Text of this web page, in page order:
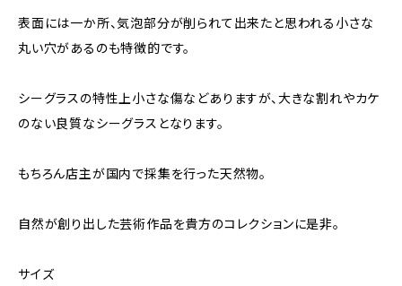
表面には一か所、気泡部分が削られて出来たと思われる小さな
丸い穴があるのも特徴的です。
シーグラスの特性上小さな傷などありますが、大きな割れやカケ
のない良質なシーグラスとなります。
もちろん店主が国内で採集を行った天然物。
自然が創り出した芸術作品を貴方のコレクションに是非。
サイズ